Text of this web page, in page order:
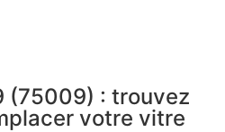
(75009) : trouvez
votre vitre